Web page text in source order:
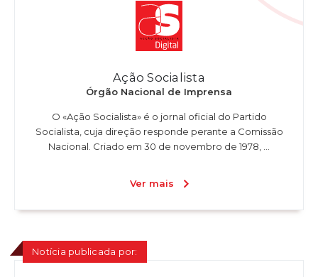
Ação Socialista
Órgão Nacional de Imprensa
O «Ação Socialista» é o jornal oficial do Partido
Socialista, cuja direção responde perante a Comissão
Nacional. Criado em 30 de novembro de 1978, ...
Ver mais
Notícia publicada por: